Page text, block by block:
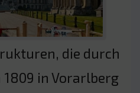
die durch
in Vorarlberg